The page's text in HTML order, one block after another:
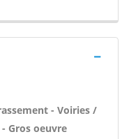
- Voiries /
Gros oeuvre